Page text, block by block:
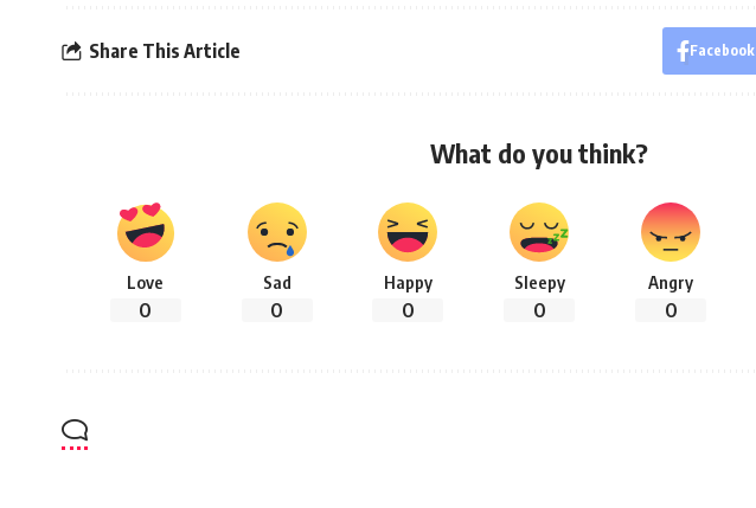
Share This Article Facebook
What do you think?
Love
0
Sad
0
Happy
0
Sleepy
0
Angry
0